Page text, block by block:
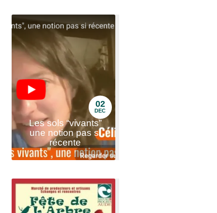
02
DEC
Les sols “vivants”
une notion pas si
récente